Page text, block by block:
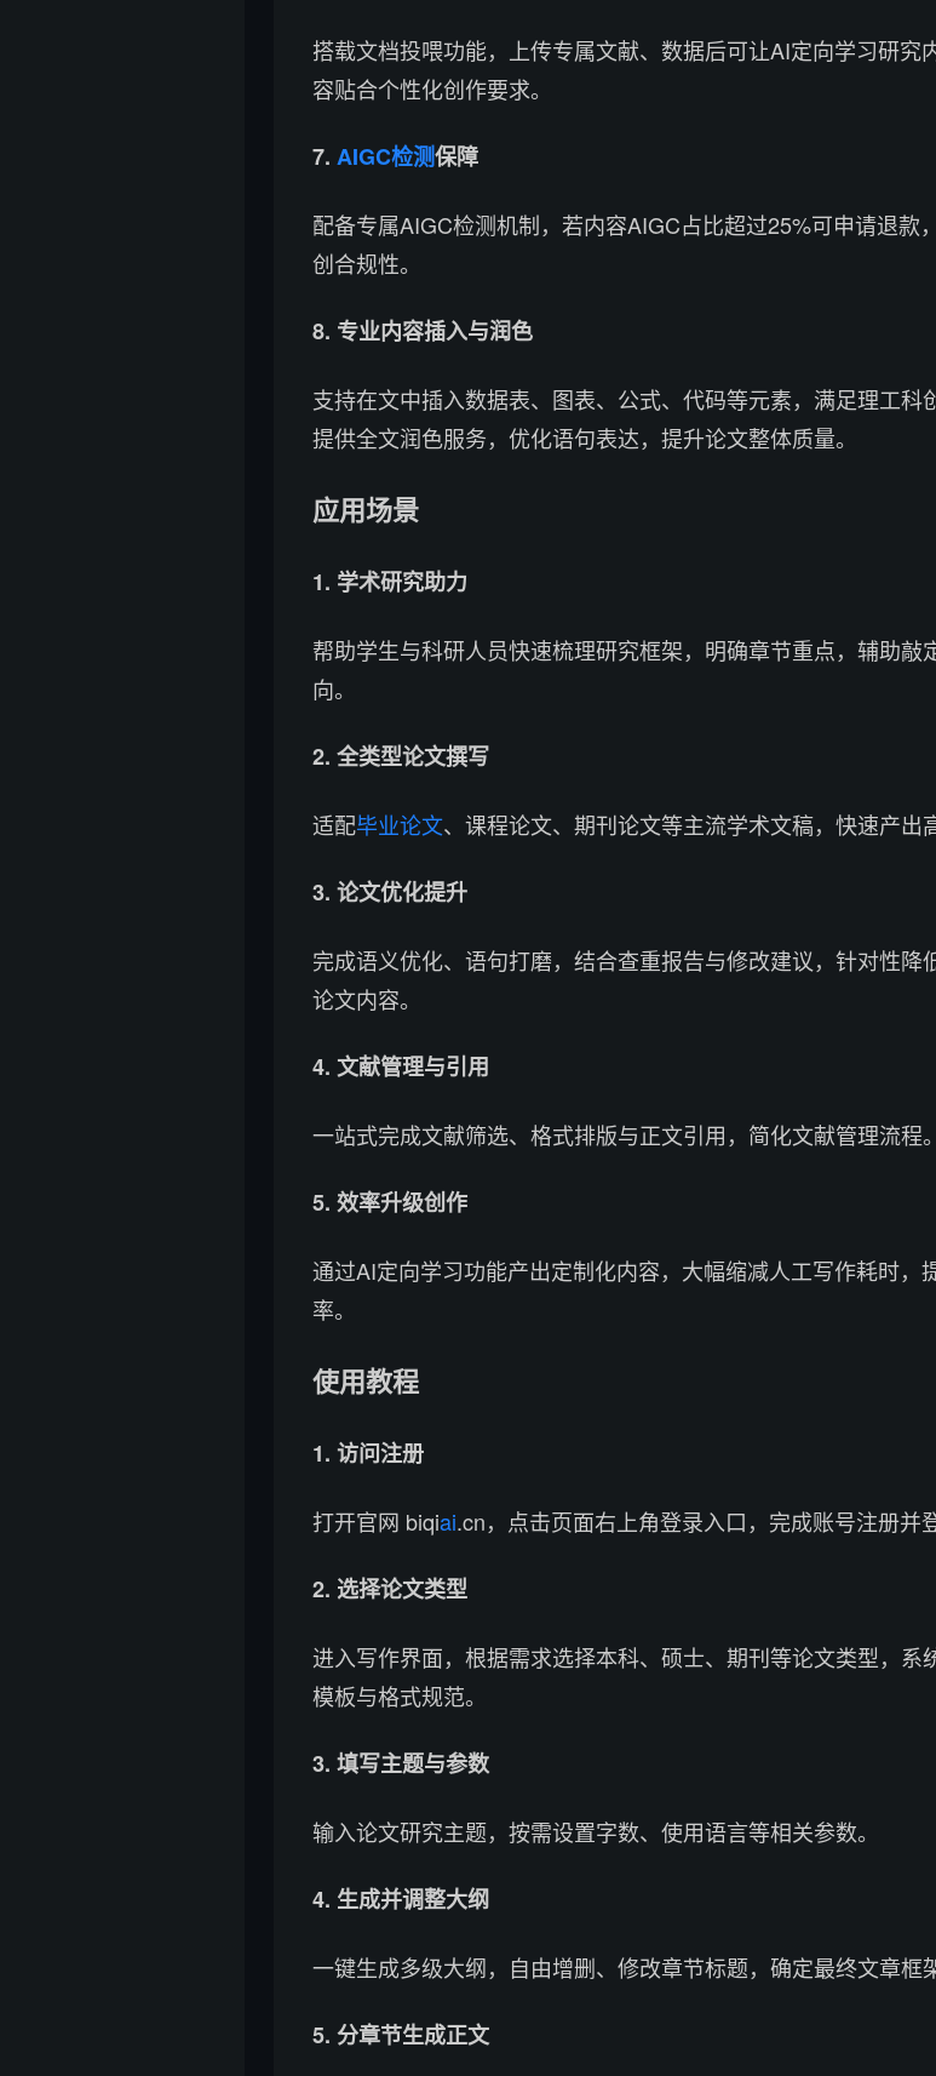
搭载文档投喂功能，上传专属文献、数据后可让AI定向学习研究
容贴合个性化创作要求。
7. AIGC检测保障
配备专属AIGC检测机制，若内容AIGC占比超过25%可申请退款
创合规性。
8. 专业内容插入与润色
支持在文中插入数据表、图表、公式、代码等元素，满足理工科
提供全文润色服务，优化语句表达，提升论文整体质量。
应用场景
1. 学术研究助力
帮助学生与科研人员快速梳理研究框架，明确章节重点，辅助敲
向。
2. 全类型论文撰写
适配毕业论文、课程论文、期刊论文等主流学术文稿，快速产出
3. 论文优化提升
完成语义优化、语句打磨，结合查重报告与修改建议，针对性降
论文内容。
4. 文献管理与引用
一站式完成文献筛选、格式排版与正文引用，简化文献管理流程。
5. 效率升级创作
通过AI定向学习功能产出定制化内容，大幅缩减人工写作耗时，
率。
使用教程
1. 访问注册
打开官网 biqiai.cn，点击页面右上角登录入口，完成账号注册并
2. 选择论文类型
进入写作界面，根据需求选择本科、硕士、期刊等论文类型，系
模板与格式规范。
3. 填写主题与参数
输入论文研究主题，按需设置字数、使用语言等相关参数。
4. 生成并调整大纲
一键生成多级大纲，自由增删、修改章节标题，确定最终文章框
5. 分章节生成正文